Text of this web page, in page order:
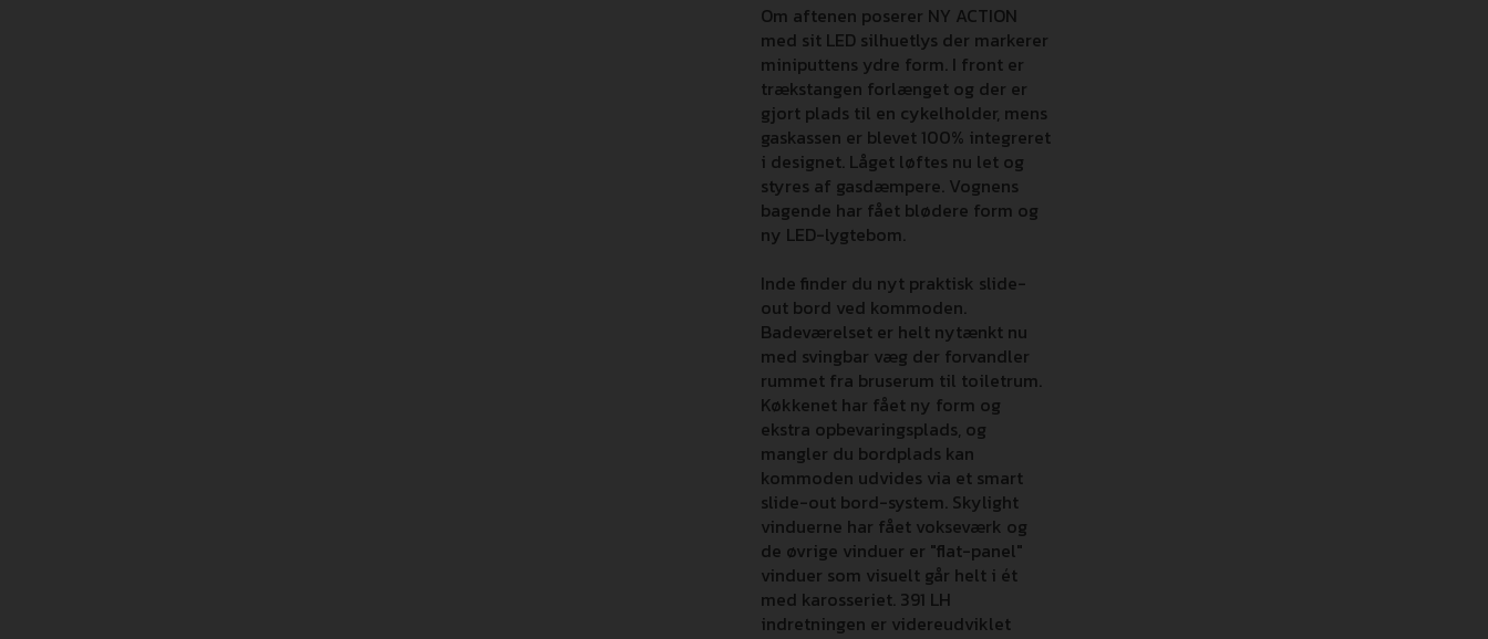
Om aftenen poserer NY ACTION
med sit LED silhuetlys der markerer
miniputtens ydre form. I front er
trækstangen forlænget og der er
gjort plads til en cykelholder, mens
gaskassen er blevet 100% integreret
i designet. Låget løftes nu let og
styres af gasdæmpere. Vognens
bagende har fået blødere form og
ny LED-lygtebom.
Inde finder du nyt praktisk slide-
out bord ved kommoden.
Badeværelset er helt nytænkt nu
med svingbar væg der forvandler
rummet fra bruserum til toiletrum.
Køkkenet har fået ny form og
ekstra opbevaringsplads, og
mangler du bordplads kan
kommoden udvides via et smart
slide-out bord-system. Skylight
vinduerne har fået vokseværk og
de øvrige vinduer er "flat-panel"
vinduer som visuelt går helt i ét
med karosseriet. 391 LH
indretningen er videreudviklet